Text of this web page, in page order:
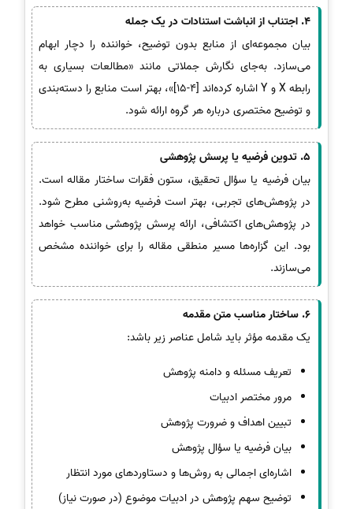
4. اجتناب از انباشت استنادات در یک جمله
بیان مجموعه‌ای از منابع بدون توضیح، خواننده را دچار ابهام
می‌سازد. به‌جای نگارش جملاتی مانند «مطالعات بسیاری به
رابطه X و Y اشاره کرده‌اند [4-15]»، بهتر است منابع را دسته‌بندی
و توضیح مختصری درباره هر گروه ارائه شود.
5. تدوین فرضیه یا پرسش پژوهشی
بیان فرضیه یا سؤال تحقیق، ستون فقرات ساختار مقاله است.
در پژوهش‌های تجربی، بهتر است فرضیه به‌روشنی مطرح شود.
در پژوهش‌های اکتشافی، ارائه پرسش پژوهشی مناسب خواهد
بود. این گزاره‌ها مسیر منطقی مقاله را برای خواننده مشخص
می‌سازند.
6. ساختار مناسب متن مقدمه
یک مقدمه مؤثر باید شامل عناصر زیر باشد:
تعریف مسئله و دامنه پژوهش
مرور مختصر ادبیات
تبیین اهداف و ضرورت پژوهش
بیان فرضیه یا سؤال پژوهش
اشاره‌ای اجمالی به روش‌ها و دستاوردهای مورد انتظار
توضیح سهم پژوهش در ادبیات موضوع (در صورت نیاز)